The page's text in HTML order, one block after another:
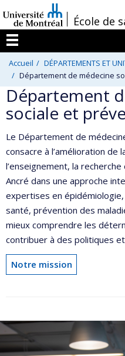
au
contenu
/École de
Menu
Accueil
DÉPARTEMENTS ET
Département de médecine
Département
sociale et
Le Département de
consacre à l’amélioration de
l’enseignement, la
Ancré dans une approche
expertises en
santé, prévention des
mieux comprendre les
contribuer à des politiques
Notre mission